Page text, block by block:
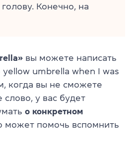
Конечно, на
вы можете написать
umbrella when I was
когда вы не сможете
у вас будет
о конкретном
может помочь вспомнить